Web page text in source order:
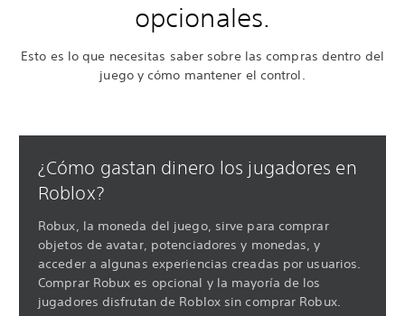
opcionales.
Esto es lo que necesitas saber sobre las compras dentro del
juego y cómo mantener el control.
¿Cómo gastan dinero los jugadores en
Roblox?
Robux, la moneda del juego, sirve para comprar
objetos de avatar, potenciadores y monedas, y
acceder a algunas experiencias creadas por usuarios.
Comprar Robux es opcional y la mayoría de los
jugadores disfrutan de Roblox sin comprar Robux.